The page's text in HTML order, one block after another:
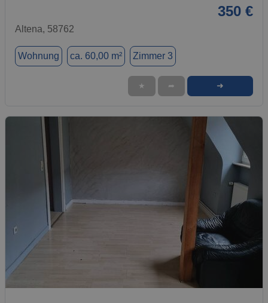
350 €
Altena, 58762
Wohnung ca. 60,00 m² Zimmer 3
★ ➦ ➜